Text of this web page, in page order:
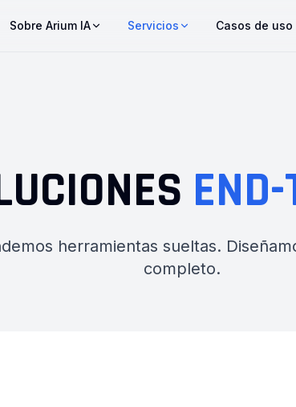
Sobre Arium IA Servicios Casos de uso
herramientas sueltas.
completo.